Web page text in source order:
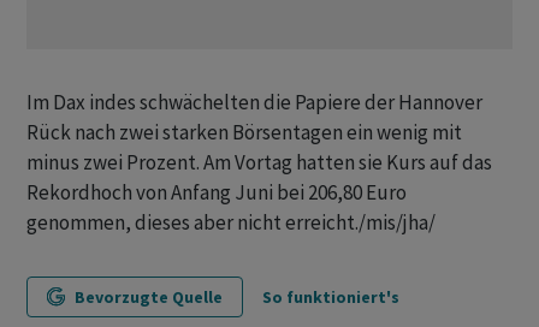
Im Dax indes schwächelten die Papiere der Hannover
Rück nach zwei starken Börsentagen ein wenig mit
minus zwei Prozent. Am Vortag hatten sie Kurs auf das
Rekordhoch von Anfang Juni bei 206,80 Euro
genommen, dieses aber nicht erreicht./mis/jha/
Bevorzugte Quelle So funktioniert's